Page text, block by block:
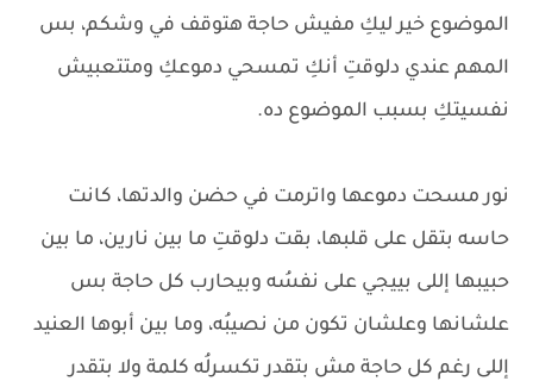
الموضوع خير ليكِ مفيش حاجة هتوقف في وشكم، بس
المهم عندي دلوقتِ أنكِ تمسحي دموعكِ ومتتعبيش
نفسيتكِ بسبب الموضوع ده.
نور مسحت دموعها واترمت في حضن والدتها، كانت
حاسه بتقل على قلبها، بقت دلوقتِ ما بين نارين، ما بين
حبيبها إللى بييجي على نفسُه وبيحارب كل حاجة بس
علشانها وعلشان تكون من نصيبُه، وما بين أبوها العنيد
إللى رغم كل حاجة مش بتقدر تكسرلُه كلمة ولا بتقدر